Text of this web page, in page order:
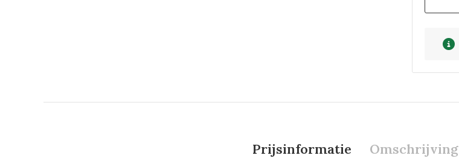
Prijsinformatie Omschrijving